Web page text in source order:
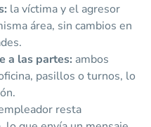
la víctima y el agresor
área, sin cambios en
a las partes: ambos
pasillos o turnos, lo
resta